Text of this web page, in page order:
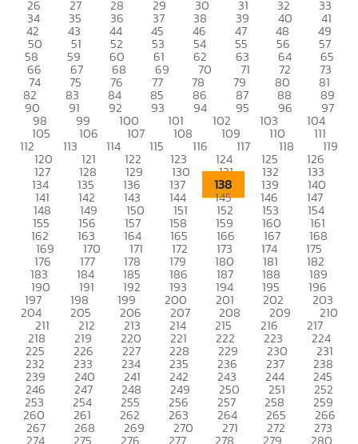
26 27 28 29 30 31 32 33
34 35 36 37 38 39 40 41
42 43 44 45 46 47 48 49
50 51 52 53 54 55 56 57
58 59 60 61 62 63 64 65
66 67 68 69 70 71 72 73
74 75 76 77 78 79 80 81
82 83 84 85 86 87 88 89
90 91 92 93 94 95 96 97
98 99 100 101 102 103 104
105 106 107 108 109 110 111
112 113 114 115 116 117 118 119
120 121 122 123 124 125 126
127 128 129 130 131 132 133
134 135 136 137 138 139 140
141 142 143 144 145 146 147
148 149 150 151 152 153 154
155 156 157 158 159 160 161
162 163 164 165 166 167 168
169 170 171 172 173 174 175
176 177 178 179 180 181 182
183 184 185 186 187 188 189
190 191 192 193 194 195 196
197 198 199 200 201 202 203
204 205 206 207 208 209 210
211 212 213 214 215 216 217
218 219 220 221 222 223 224
225 226 227 228 229 230 231
232 233 234 235 236 237 238
239 240 241 242 243 244 245
246 247 248 249 250 251 252
253 254 255 256 257 258 259
260 261 262 263 264 265 266
267 268 269 270 271 272 273
274 275 276 277 278 279 280